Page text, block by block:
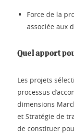
Force de la
associée aux
Quel apport
Les projets
processus
dimensions
et Stratégie de
de constituer